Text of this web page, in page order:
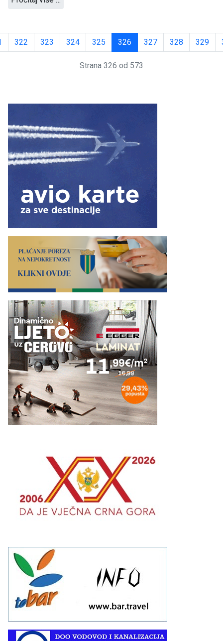
322 323 324 325 326 327 328 329
Strana 326 od 573